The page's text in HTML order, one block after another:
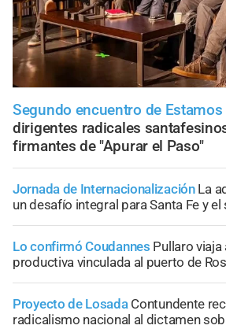
Segundo encuentro de
dirigentes radicales
firmantes de "Apurar el Paso"
Jornada de Internacionalización La
un desafío integral para Santa Fe y el
Lo confirmó Coudannes Pullaro viaja
productiva vinculada al puerto de
Proyecto de Losada Contundente
radicalismo nacional al dictamen